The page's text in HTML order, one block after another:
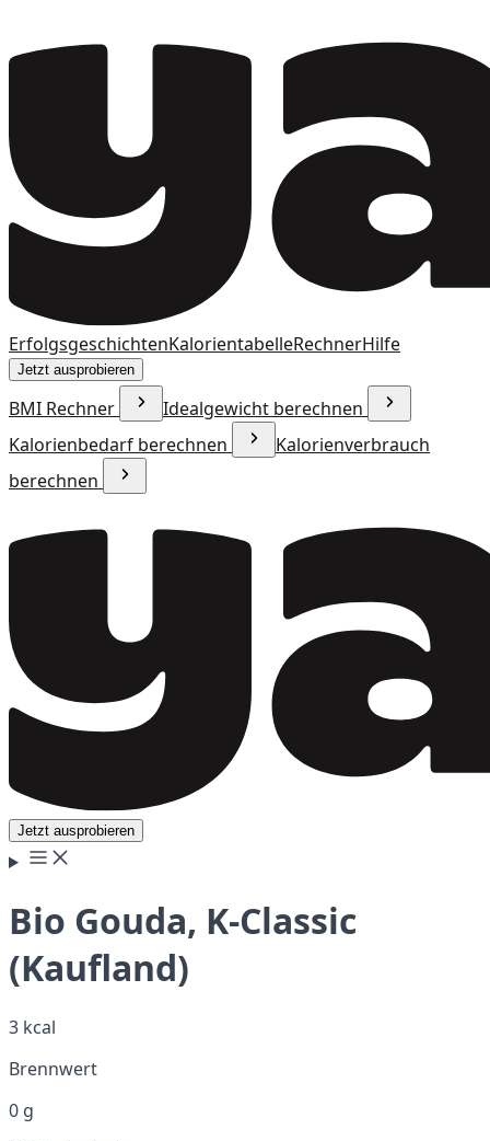
ErfolgsgeschichtenKalorientabelleRechnerHilfe
Jetzt ausprobieren
BMI Rechner
Idealgewicht berechnen
Kalorienbedarf berechnen
Kalorienverbrauch
berechnen
Jetzt ausprobieren
Bio Gouda, K-Classic
(Kaufland)
3 kcal
Brennwert
0 g